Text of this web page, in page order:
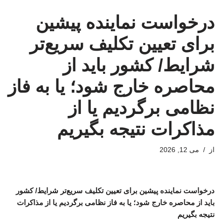
درخواست نماینده پیشین
برای تعیین تکلیف سریع‌تر
شرایط/ کشور باید از
محاصره خارج شود؛ یا به فاز
نظامی برگردیم یا از
مذاکرات نتیجه بگیریم
از می 12, 2026
درخواست نماینده پیشین برای تعیین تکلیف سریع‌تر شرایط/ کشور
باید از محاصره خارج شود؛ یا به فاز نظامی برگردیم یا از مذاکرات
نتیجه بگیریم